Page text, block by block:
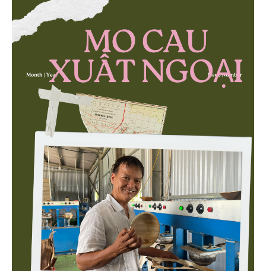
then chốt là nông nghiệp và môi trường.